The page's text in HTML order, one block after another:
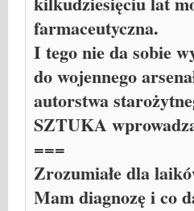
farmaceutyczna.
I tego nie da sobie
do wojennego
autorstwa
SZTUKA
===
Zrozumiałe dla
Mam diagnozę i co